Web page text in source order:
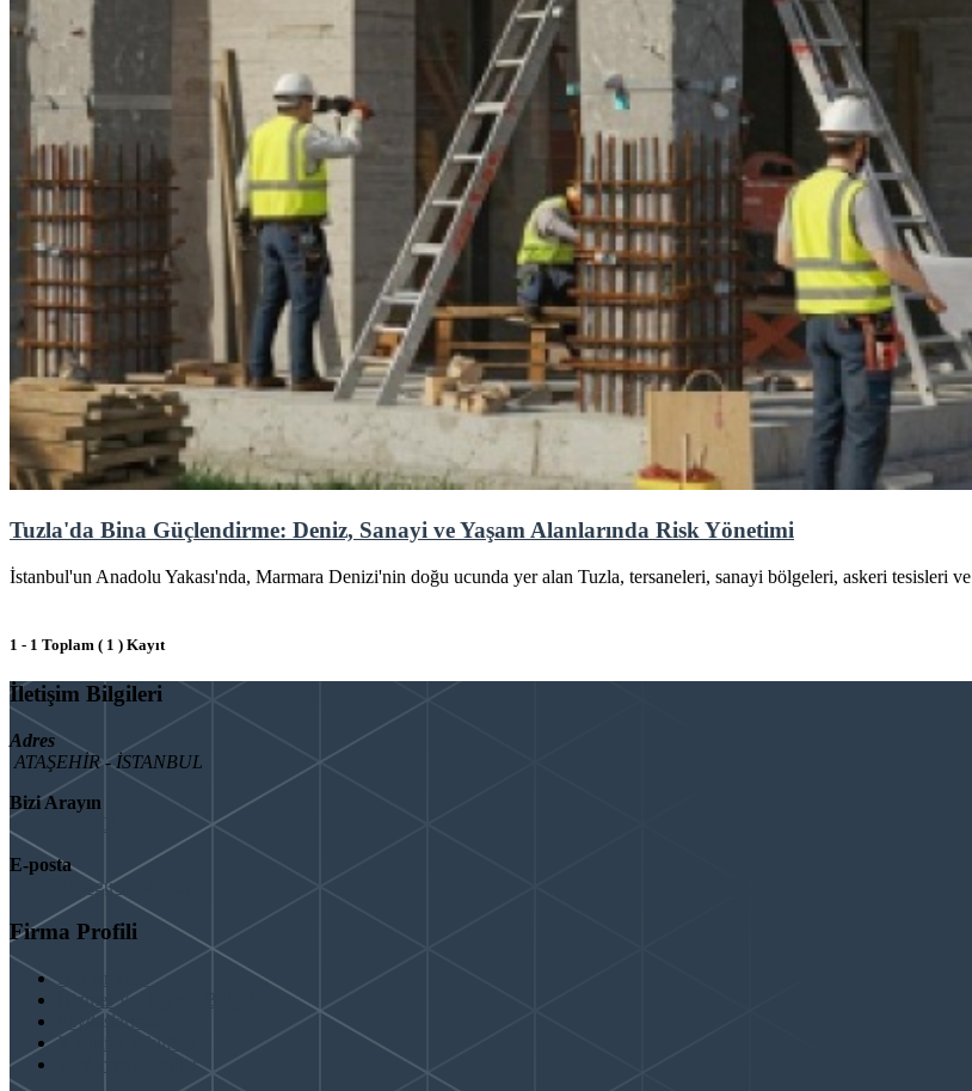
Tuzla'da Bina Güçlendirme: Deniz, Sanayi ve Yaşam Alanlarında Risk Yönetimi
İstanbul'un Anadolu Yakası'nda, Marmara Denizi'nin doğu ucunda yer alan Tuzla, tersaneleri, sanayi bölgeleri, askeri tesisleri
1 - 1 Toplam ( 1 ) Kayıt
İletişim Bilgileri
Adres
ATAŞEHİR - İSTANBUL
Bizi Arayın
E-posta
info@binaguclendir.com
Firma Profili
Hakkımızda
Hizmet Verdiğimiz Bölgeler
Paydaşlarımız
İş Birliği Teklifleri
Şartlar ve Koşullar